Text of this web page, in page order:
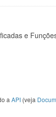
e
a API (veja